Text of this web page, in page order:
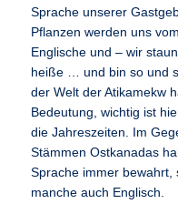
Sprache unserer
Pflanzen werden uns
Englische und – wir
heiße … und bin so und
der Welt der Atikamekw
Bedeutung, wichtig ist
die Jahreszeiten. Im
Stämmen Ostkanadas
Sprache immer bewahrt,
manche auch Englisch.